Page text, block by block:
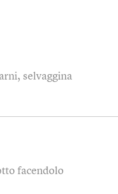
selvaggina
facendolo